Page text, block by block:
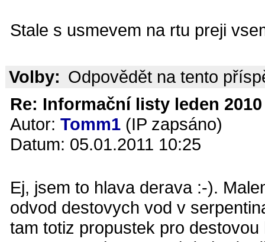
Stale s usmevem na rtu preji
Volby: Odpovědět na tento
Re: Informační listy leden
Autor: Tomm1 (IP zapsáno)
Datum: 05.01.2011 10:25
Ej, jsem to hlava derava :-).
odvod destovych vod v
tam totiz propustek pro